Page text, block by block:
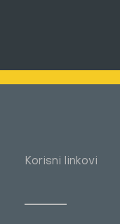
Korisni linkovi